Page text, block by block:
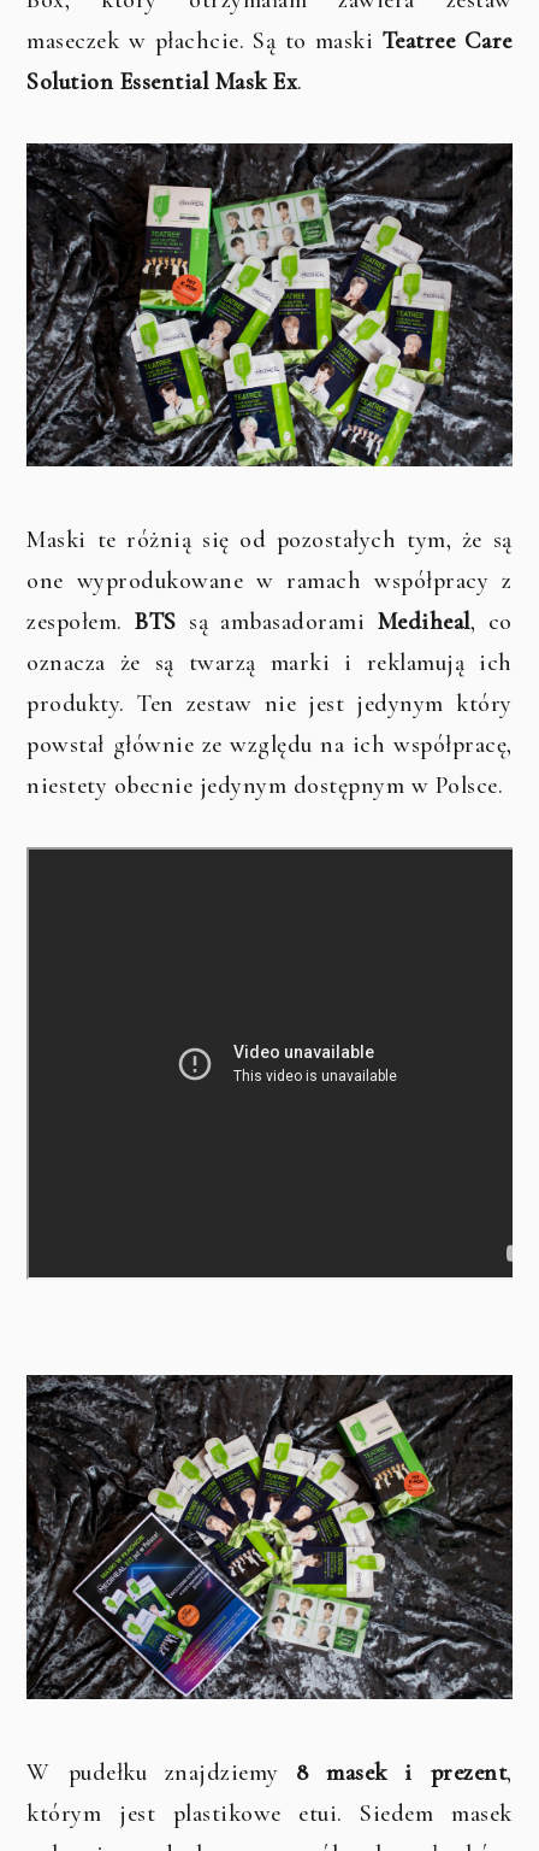
maseczek w płachcie. Są to maski Teatree Care
Solution Essential Mask Ex.
Maski te różnią się od pozostałych tym, że są
one wyprodukowane w ramach współpracy z
zespołem.BTS są ambasadorami Mediheal, co
oznacza że są twarzą marki i reklamują ich
produkty. Ten zestaw nie jest jedynym który
powstał głównie ze względu na ich współpracę,
niestety obecnie jedynym dostępnym w Polsce.
W pudełku znajdziemy 8 masek i prezent,
którym jest plastikowe etui. Siedem masek